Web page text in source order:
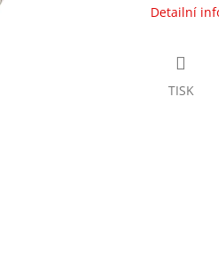
Detailní
TISK